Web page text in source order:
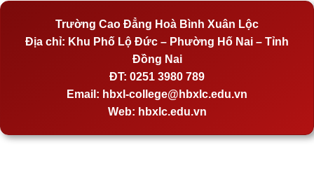
Trường Cao Đẳng Hoà Bình Xuân Lộc
Địa chỉ: Khu Phố Lộ Đức – Phường Hố Nai – Tỉnh
Đồng Nai
ĐT: 0251 3980 789
Email: hbxl-college@hbxlc.edu.vn
Web: hbxlc.edu.vn